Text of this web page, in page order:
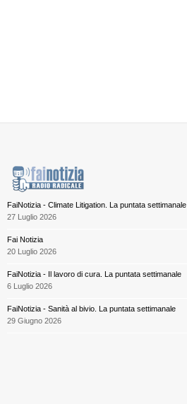
FaiNotizia - Climate Litigation. La puntata settimanale
27 Luglio 2026
Fai Notizia
20 Luglio 2026
FaiNotizia - Il lavoro di cura. La puntata settimanale
6 Luglio 2026
FaiNotizia - Sanità al bivio. La puntata settimanale
29 Giugno 2026